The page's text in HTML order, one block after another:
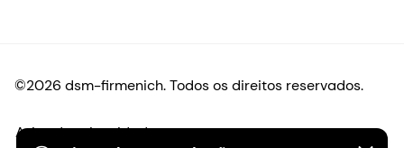
©2026 dsm-firmenich. Todos os direitos reservados.
Aviso de privacidade